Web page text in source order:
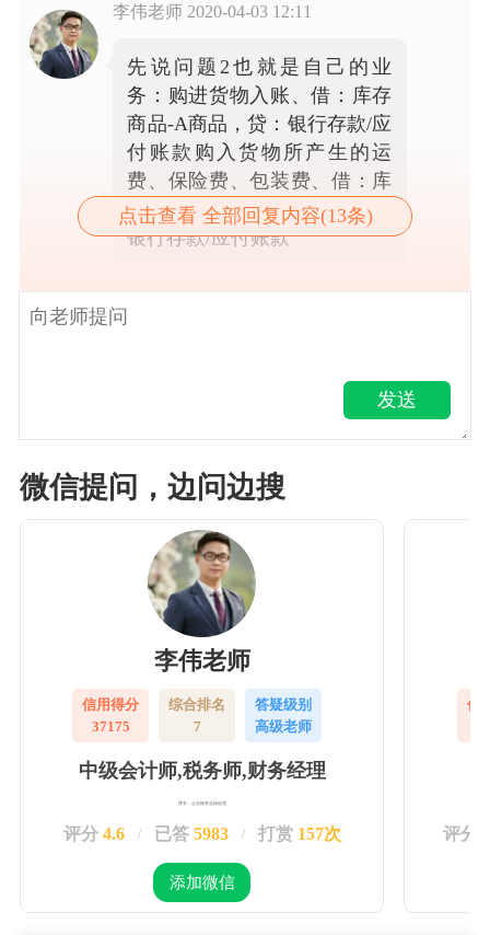
李伟老师 2020-04-03 12:11
先说问题2也就是自己的业
务：购进货物入账、借：库存
商品-A商品，贷：银行存款/应
付账款购入货物所产生的运
费、保险费、包装费、借：库
存商品-运费、保险费等，贷：
银行存款/应付账款
点击查看 全部回复内容(13条)
发送
微信提问，边问边搜
李伟老师
信用得分
37175
综合排名
7
答疑级别
高级老师
中级会计师,税务师,财务经理
擅长：企业账务实操处理
评分 4.6 / 已答 5983 / 打赏 157次
添加微信
信
评分